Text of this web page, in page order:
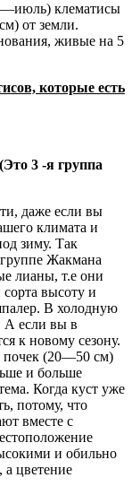
клематисы
от земли.
живые на 5
которые есть
(Это 3 -я группа
даже если вы
климата и
зиму. Так
Жакмана
лианы, т.е они
высоту и
В холодную
А если вы в
к новому сезону.
почек (20—50 см)
и больше
Когда куст уже
потому, что
вместе с
и обильно
а цветение